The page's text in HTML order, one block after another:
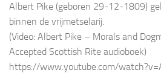
Albert Pike (geboren 29-12-1809)
binnen de vrijmetselarij.
(Video: Albert Pike – Morals and
Accepted Scottish Rite audioboek)
https://www.youtube.com/